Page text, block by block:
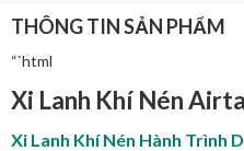
THÔNG TIN SẢN PHẨM
“`html
Xi Lanh Khí Nén
Xi Lanh Khí Nén Hành Trình